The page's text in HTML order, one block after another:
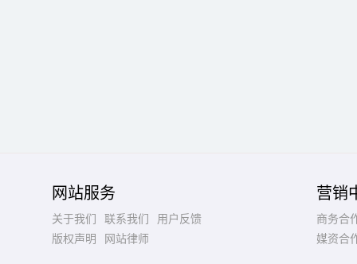
网站服务
关于我们 联系我们
用户反馈
版权声明
网站律师
营销
商务合
媒资合